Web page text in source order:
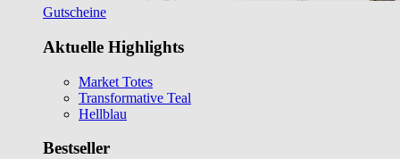
Gutscheine
Aktuelle Highlights
Market Totes
Transformative Teal
Hellblau
Bestseller